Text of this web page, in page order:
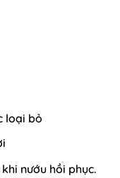
loại bỏ
nướu hồi phục.